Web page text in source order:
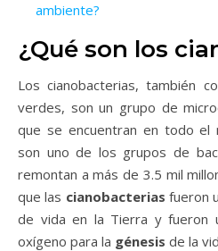
ambiente?
¿Qué son los
Los cianobacterias, también
verdes, son un grupo de
que se encuentran en todo el
son uno de los grupos de
remontan a más de 3.5 mil
que las cianobacterias fueron
de vida en la Tierra y fueron
oxígeno para la génesis de la